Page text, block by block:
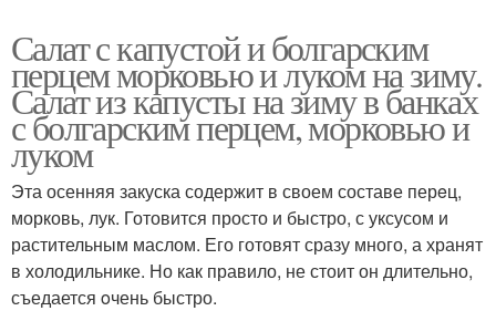
Салат с капустой и болгарским
перцем морковью и луком на зиму.
Салат из капусты на зиму в банках
с болгарским перцем, морковью и
луком
Эта осенняя закуска содержит в своем составе перeц,
морковь, лук. Готовится просто и быстро, с уксусом и
растительным маслом. Его готовят сразу много, а хранят
в холодильнике. Но как правило, не стоит он длительно,
съедается oчень быстро.